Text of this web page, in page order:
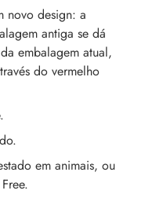
novo design: a
antiga se dá
embalagem atual,
do vermelho
em animais, ou